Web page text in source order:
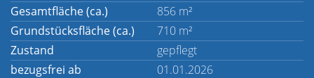
Gesamtfläche (ca.)
856 m²
Grundstücksfläche (ca.)
710 m²
Zustand
gepflegt
bezugsfrei ab
01.01.2026